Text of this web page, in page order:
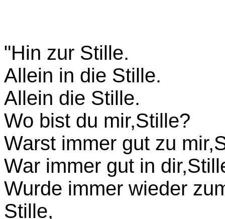
"Hin zur Stille.
Allein in die Stille.
Allein die Stille.
Wo bist du mir,Stille?
Warst immer gut zu
War immer gut in
Wurde immer wieder
Stille,